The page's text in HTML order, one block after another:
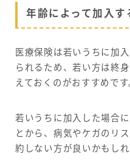
年齢によって加入す
医療保険は若いうちに加
られるため、若い方は終
えておくのがおすすめです
若いうちに加入した場合
とから、病気やケガのリ
約しない方が良いかもしれ